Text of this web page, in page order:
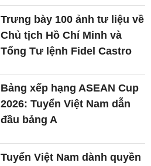
Trưng bày 100 ảnh tư liệu về
Chủ tịch Hồ Chí Minh và
Tổng Tư lệnh Fidel Castro
Bảng xếp hạng ASEAN Cup
2026: Tuyển Việt Nam dẫn
đầu bảng A
Tuyển Việt Nam dành quyền